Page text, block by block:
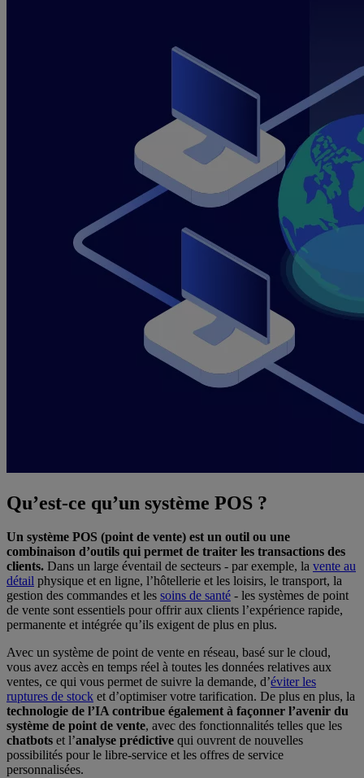
Qu’est-ce qu’un système POS ?
Un système POS (point de vente) est un outil ou une
combinaison d’outils qui permet de traiter les transactions des
clients. Dans un large éventail de secteurs - par exemple, la vente au
détail physique et en ligne, l’hôtellerie et les loisirs, le transport, la
gestion des commandes et les soins de santé - les systèmes de point
de vente sont essentiels pour offrir aux clients l’expérience rapide,
permanente et intégrée qu’ils exigent de plus en plus.
Avec un système de point de vente en réseau, basé sur le cloud,
vous avez accès en temps réel à toutes les données relatives aux
ventes, ce qui vous permet de suivre la demande, d’éviter les
ruptures de stock et d’optimiser votre tarification. De plus en plus, la
technologie de l’IA contribue également à façonner l’avenir du
système de point de vente, avec des fonctionnalités telles que les
chatbots et l’analyse prédictive qui ouvrent de nouvelles
possibilités pour le libre-service et les offres de service
personnalisées.